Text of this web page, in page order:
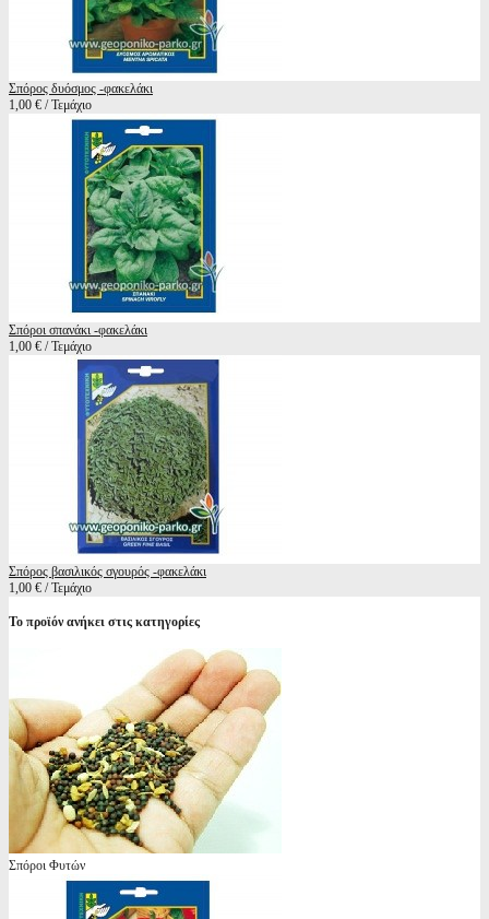
Σπόρος δυόσμος -φακελάκι
1,00 € / Τεμάχιο
Σπόροι σπανάκι -φακελάκι
1,00 € / Τεμάχιο
Σπόρος βασιλικός σγουρός -φακελάκι
1,00 € / Τεμάχιο
Το προϊόν ανήκει στις κατηγορίες
Σπόροι Φυτών